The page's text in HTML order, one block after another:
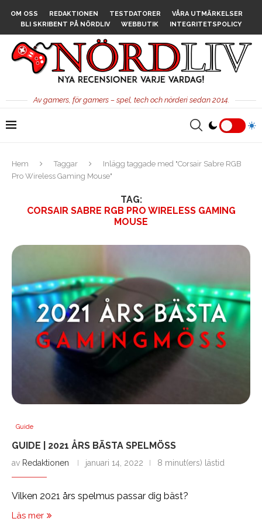
OM OSS REDAKTIONEN TESTDATORER
VÅRA UTMÄRKELSER
BLI SKRIBENT PÅ NÖRDLIV
WEBBUTIK INTEGRITETSPOLICY
Av gamers, för gamers – spel, tech och nörderi sedan 2014.
Hem Taggar
Inlägg taggade med "Corsair Sabre RGB
Pro Wireless Gaming Mouse"
TAG:
CORSAIR SABRE RGB PRO WIRELESS GAMING
MOUSE
Guide
GUIDE | 2021 ÅRS BÄSTA SPELMÖSS
av Redaktionen januari 14, 2022 8 minut(ers) lästid
Vilken 2021 års spelmus passar dig bäst?
Läs mer